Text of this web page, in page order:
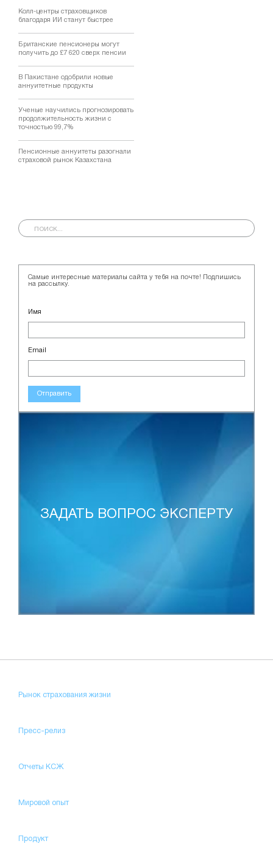
Колл-центры страховщиков
благодаря ИИ станут быстрее
Британские пенсионеры могут
получить до £7 620 сверх пенсии
В Пакистане одобрили новые
аннуитетные продукты
Ученые научились прогнозировать
продолжительность жизни с
точностью 99,7%
Пенсионные аннуитеты разогнали
страховой рынок Казахстана
Самые интересные материалы сайта у тебя на почте! Подпишись
на рассылку.
Имя
Email
Отправить
ЗАДАТЬ ВОПРОС ЭКСПЕРТУ
Рынок страхования жизни
Пресс-релиз
Отчеты КСЖ
Мировой опыт
Продукт